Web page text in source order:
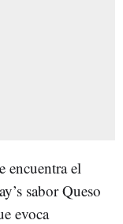
encuentra el
sabor Queso
evoca